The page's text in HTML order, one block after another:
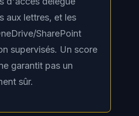
aux lettres, et les
SharePoint
supervisés. Un score
garantit pas un
sûr.